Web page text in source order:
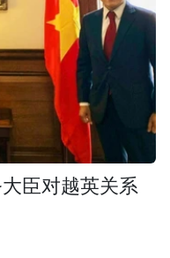
臣对越英关系